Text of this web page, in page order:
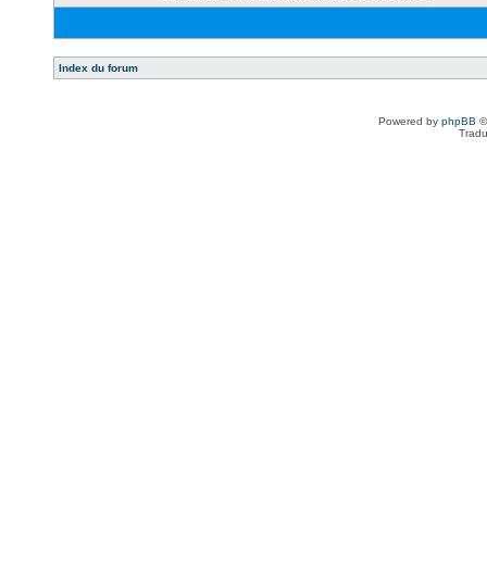
Index du forum
Powered by phpBB